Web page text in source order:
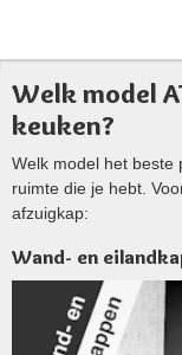
Welk model
keuken?
Welk model het beste
ruimte die je hebt.
afzuigkap:
Wand- en